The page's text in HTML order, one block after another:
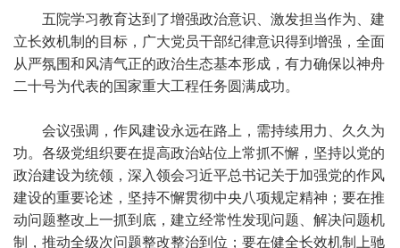
五院学习教育达到了增强政治意识、激发担当作为、建
立长效机制的目标，广大党员干部纪律意识得到增强，全面
从严氛围和风清气正的政治生态基本形成，有力确保以神舟
二十号为代表的国家重大工程任务圆满成功。
会议强调，作风建设永远在路上，需持续用力、久久为
功。各级党组织要在提高政治站位上常抓不懈，坚持以党的
政治建设为统领，深入领会习近平总书记关于加强党的作风
建设的重要论述，坚持不懈贯彻中央八项规定精神；要在推
动问题整改上一抓到底，建立经常性发现问题、解决问题机
制，推动全级次问题整改整治到位；要在健全长效机制上驰